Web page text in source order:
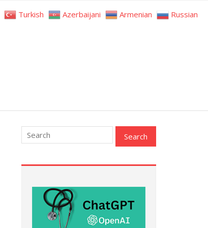
Turkish Azerbaijani Armenian Russian